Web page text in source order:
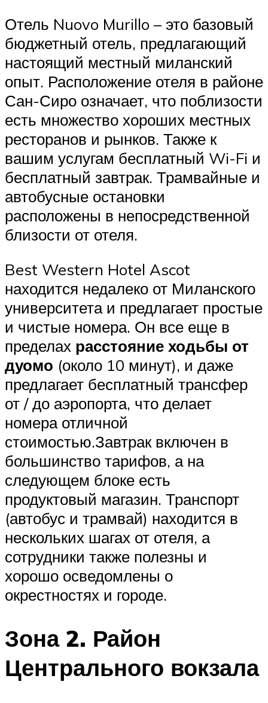
Отель Nuovo Murillo – это базовый
бюджетный отель, предлагающий
настоящий местный миланский
опыт. Расположение отеля в районе
Сан-Сиро означает, что поблизости
есть множество хороших местных
ресторанов и рынков. Также к
вашим услугам бесплатный Wi-Fi и
бесплатный завтрак. Трамвайные и
автобусные остановки
расположены в непосредственной
близости от отеля.
Best Western Hotel Ascot
находится недалеко от Миланского
университета и предлагает простые
и чистые номера. Он все еще в
пределах расстояние ходьбы от
дуомо (около 10 минут), и даже
предлагает бесплатный трансфер
от / до аэропорта, что делает
номера отличной
стоимостью.Завтрак включен в
большинство тарифов, а на
следующем блоке есть
продуктовый магазин. Транспорт
(автобус и трамвай) находится в
нескольких шагах от отеля, а
сотрудники также полезны и
хорошо осведомлены о
окрестностях и городе.
Зона 2. Район
Центрального вокзала